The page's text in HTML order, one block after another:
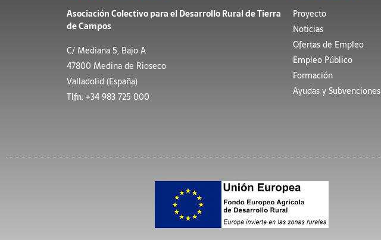
Asociación Colectivo para el Desarrollo Rural de Tierra
de Campos
C/ Mediana 5, Bajo A
47800 Medina de Rioseco
Valladolid (España)
Tlfn: +34 983 725 000
Proyecto
Noticias
Ofertas de Empleo
Empleo Público
Formación
Ayudas y Subvenciones